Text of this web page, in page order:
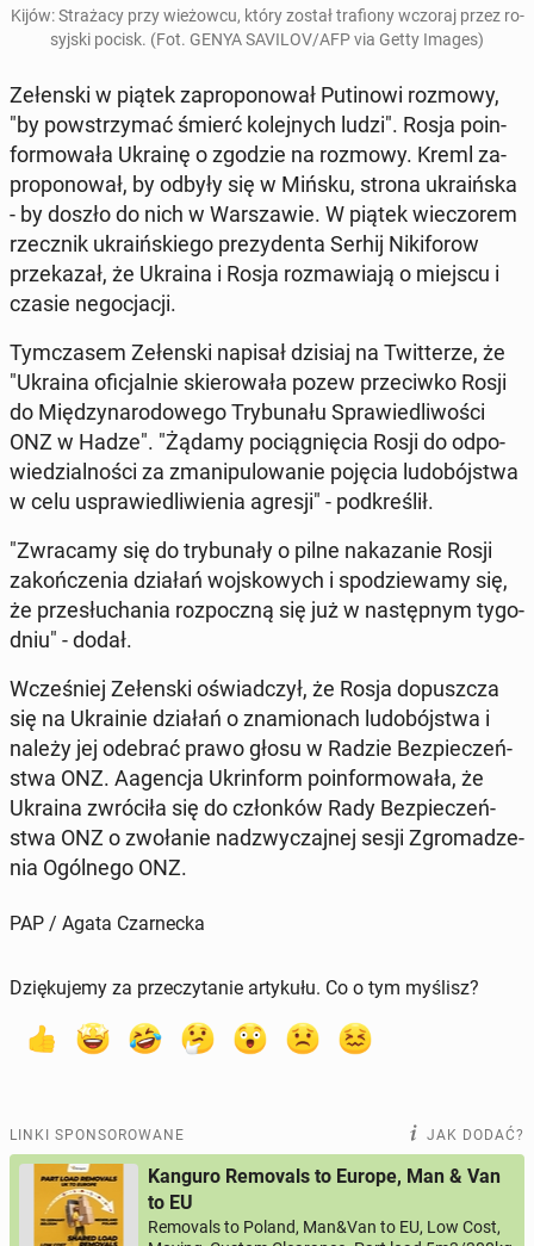
Kijów: Stra­ża­cy przy wie­żow­cu, który został tra­fio­ny wczoraj przez ro­
syj­ski pocisk. (Fot. GENYA SAVILOV/AFP via Getty Images)
Ze­łen­ski w piątek za­pro­po­no­wał Pu­ti­no­wi rozmowy,
"by po­wstrzy­mać śmierć ko­lej­nych ludzi". Rosja po­in­
for­mo­wa­ła Ukrainę o zgodzie na rozmowy. Kreml za­
pro­po­no­wał, by odbyły się w Mińsku, strona ukra­iń­ska
- by doszło do nich w War­sza­wie. W piątek wie­czo­rem
rzecz­nik ukra­iń­skie­go pre­zy­den­ta Serhij Ni­ki­fo­row
prze­ka­zał, że Ukraina i Rosja roz­ma­wia­ją o miejscu i
czasie ne­go­cja­cji.
Tym­cza­sem Ze­łen­ski napisał dzisiaj na Twit­te­rze, że
"Ukraina ofi­cjal­nie skie­ro­wa­ła pozew prze­ciw­ko Rosji
do Mię­dzy­na­ro­do­we­go Try­bu­na­łu Spra­wie­dli­wo­ści
ONZ w Hadze". "Żądamy po­cią­gnię­cia Rosji do od­po­
wie­dzial­no­ści za zma­ni­pu­lo­wa­nie pojęcia lu­do­bój­stwa
w celu uspra­wie­dli­wie­nia agresji" - pod­kre­ślił.
"Zwra­ca­my się do try­bu­na­ły o pilne na­ka­za­nie Rosji
za­koń­cze­nia działań woj­sko­wych i spo­dzie­wa­my się,
że prze­słu­cha­nia roz­pocz­ną się już w na­stęp­nym ty­go­
dniu" - dodał.
Wcze­śniej Ze­łen­ski oświad­czył, że Rosja do­pusz­cza
się na Ukra­inie działań o zna­mio­nach lu­do­bój­stwa i
należy jej odebrać prawo głosu w Radzie Bez­pie­czeń­
stwa ONZ. Aagen­cja Ukrin­form po­in­for­mo­wa­ła, że
Ukraina zwró­ci­ła się do człon­ków Rady Bez­pie­czeń­
stwa ONZ o zwo­ła­nie nad­zwy­czaj­nej sesji Zgro­ma­dze­
nia Ogól­ne­go ONZ.
PAP / Agata Czarnecka
Dziękujemy za przeczytanie artykułu. Co o tym myślisz?
LINKI SPONSOROWANE JAK DODAĆ?
Kanguro Removals to Europe, Man & Van
to EU
Removals to Poland, Man&Van to EU, Low Cost,